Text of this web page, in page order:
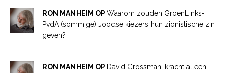
RON MANHEIM OP Waarom zouden GroenLinks-
PvdA (sommige) Joodse kiezers hun zionistische zin
geven?
RON MANHEIM OP David Grossman: kracht alleen